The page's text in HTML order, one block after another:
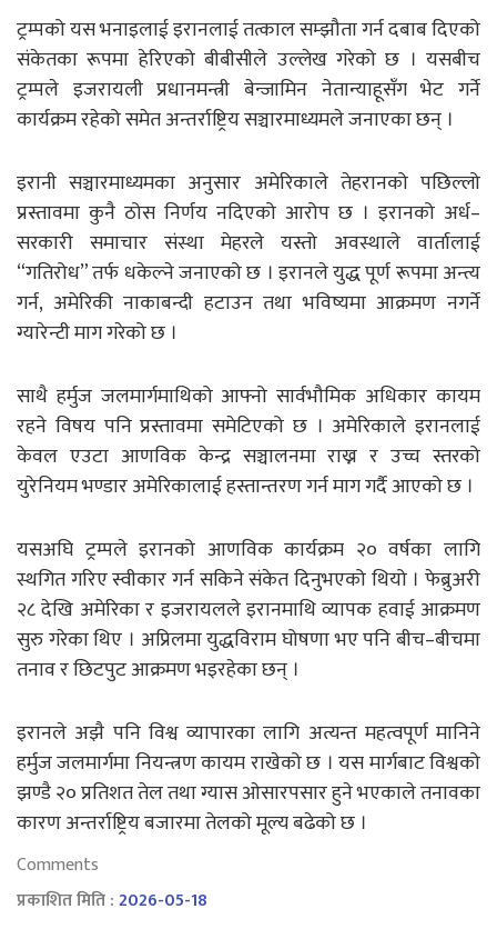
ट्रम्पको यस भनाइलाई इरानलाई तत्काल सम्झौता गर्न दबाब दिएको
संकेतका रूपमा हेरिएको बीबीसीले उल्लेख गरेको छ । यसबीच
ट्रम्पले इजरायली प्रधानमन्त्री बेन्जामिन नेतान्याहूसँग भेट गर्ने
कार्यक्रम रहेको समेत अन्तर्राष्ट्रिय सञ्चारमाध्यमले जनाएका छन् ।
इरानी सञ्चारमाध्यमका अनुसार अमेरिकाले तेहरानको पछिल्लो
प्रस्तावमा कुनै ठोस निर्णय नदिएको आरोप छ । इरानको अर्ध–
सरकारी समाचार संस्था मेहरले यस्तो अवस्थाले वार्तालाई
“गतिरोध” तर्फ धकेल्ने जनाएको छ । इरानले युद्ध पूर्ण रूपमा अन्त्य
गर्न, अमेरिकी नाकाबन्दी हटाउन तथा भविष्यमा आक्रमण नगर्ने
ग्यारेन्टी माग गरेको छ ।
साथै हर्मुज जलमार्गमाथिको आफ्नो सार्वभौमिक अधिकार कायम
रहने विषय पनि प्रस्तावमा समेटिएको छ । अमेरिकाले इरानलाई
केवल एउटा आणविक केन्द्र सञ्चालनमा राख्न र उच्च स्तरको
युरेनियम भण्डार अमेरिकालाई हस्तान्तरण गर्न माग गर्दै आएको छ ।
यसअघि ट्रम्पले इरानको आणविक कार्यक्रम २० वर्षका लागि
स्थगित गरिए स्वीकार गर्न सकिने संकेत दिनुभएको थियो । फेब्रुअरी
२८ देखि अमेरिका र इजरायलले इरानमाथि व्यापक हवाई आक्रमण
सुरु गरेका थिए । अप्रिलमा युद्धविराम घोषणा भए पनि बीच–बीचमा
तनाव र छिटपुट आक्रमण भइरहेका छन् ।
इरानले अझै पनि विश्व व्यापारका लागि अत्यन्त महत्वपूर्ण मानिने
हर्मुज जलमार्गमा नियन्त्रण कायम राखेको छ । यस मार्गबाट विश्वको
झण्डै २० प्रतिशत तेल तथा ग्यास ओसारपसार हुने भएकाले तनावका
कारण अन्तर्राष्ट्रिय बजारमा तेलको मूल्य बढेको छ ।
Comments
प्रकाशित मिति :2026-05-18